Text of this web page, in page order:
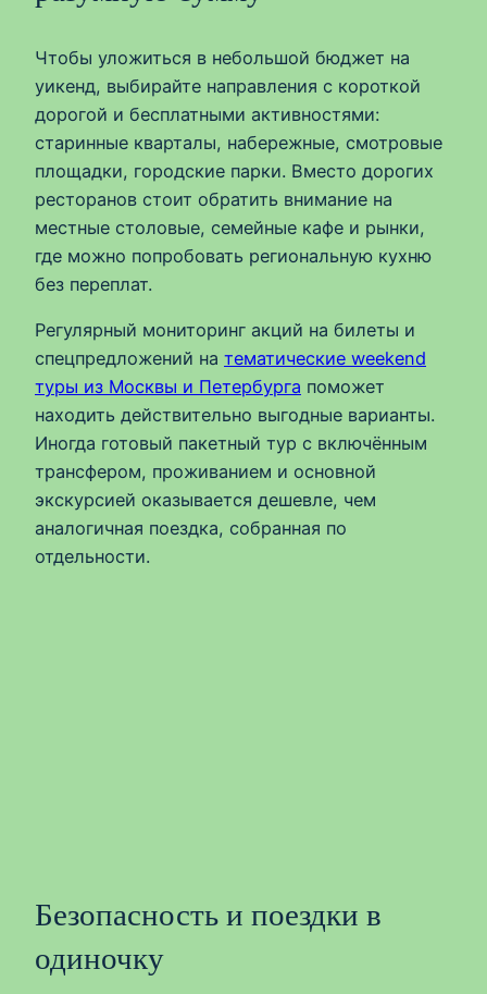
Чтобы уложиться в небольшой бюджет на
уикенд, выбирайте направления с короткой
дорогой и бесплатными активностями:
старинные кварталы, набережные, смотровые
площадки, городские парки. Вместо дорогих
ресторанов стоит обратить внимание на
местные столовые, семейные кафе и рынки,
где можно попробовать региональную кухню
без переплат.
Регулярный мониторинг акций на билеты и
спецпредложений на тематические weekend
туры из Москвы и Петербурга поможет
находить действительно выгодные варианты.
Иногда готовый пакетный тур с включённым
трансфером, проживанием и основной
экскурсией оказывается дешевле, чем
аналогичная поездка, собранная по
отдельности.
Безопасность и поездки в
одиночку